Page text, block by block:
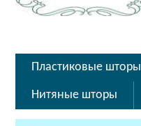
Пластиковые шторы
Нитяные шторы